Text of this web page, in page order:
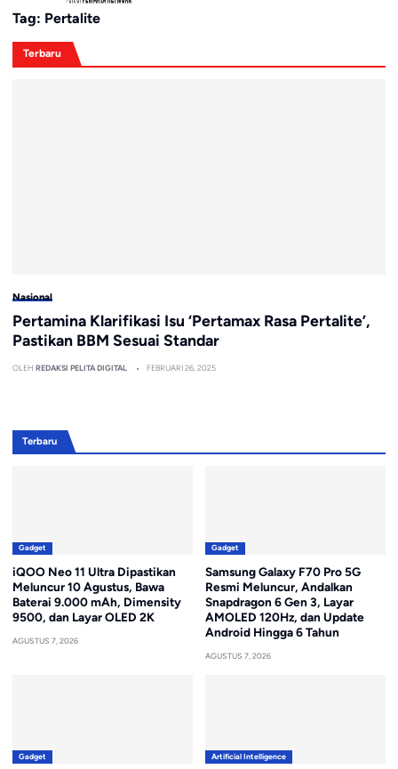
Tag: Pertalite
Terbaru
Nasional
Pertamina Klarifikasi Isu ‘Pertamax Rasa Pertalite’,
Pastikan BBM Sesuai Standar
OLEH REDAKSI PELITA DIGITAL FEBRUARI 26, 2025
Terbaru
Gadget
iQOO Neo 11 Ultra Dipastikan
Meluncur 10 Agustus, Bawa
Baterai 9.000 mAh, Dimensity
9500, dan Layar OLED 2K
AGUSTUS 7, 2026
Gadget
Samsung Galaxy F70 Pro 5G
Resmi Meluncur, Andalkan
Snapdragon 6 Gen 3, Layar
AMOLED 120Hz, dan Update
Android Hingga 6 Tahun
AGUSTUS 7, 2026
Gadget Artificial Intelligence